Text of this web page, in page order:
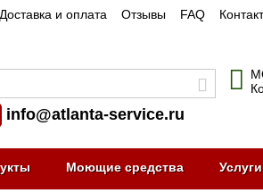
Доставка и оплата Отзывы FAQ
info@atlanta-service.ru
Моющие средства Услуги